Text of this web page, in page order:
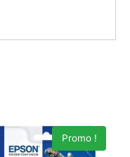
Promo !